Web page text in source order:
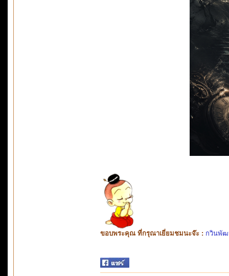
ขอบพระคุณ ที่กรุณาเยี่ยมชมนะจ๊ะ : กวินพั